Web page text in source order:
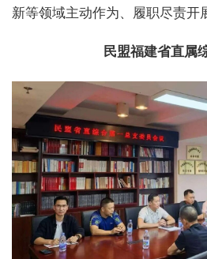
新等领域主动作为、履职尽责开
民盟福建省直属